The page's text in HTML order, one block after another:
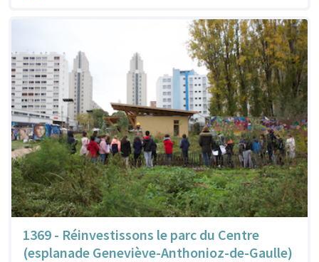
1369 - Réinvestissons le parc du Centre
(esplanade Geneviève-Anthonioz-de-Gaulle)